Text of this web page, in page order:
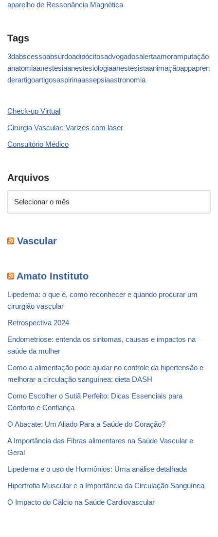
aparelho de Ressonância Magnética
Tags
3dabscessoabsurdoadipócitosadvogadosalertaamoramputação
anatomiaanestesiaanestesiologiaanestesistaanimaçãoappapren
derartigoartigosaspirinaassepsiaastronomia
Check-up Virtual
Cirurgia Vascular: Varizes com laser
Consultório Médico
Arquivos
Vascular
Amato Instituto
Lipedema: o que é, como reconhecer e quando procurar um
cirurgião vascular
Retrospectiva 2024
Endometriose: entenda os sintomas, causas e impactos na
saúde da mulher
Como a alimentação pode ajudar no controle da hipertensão e
melhorar a circulação sanguínea: dieta DASH
Como Escolher o Sutiã Perfeito: Dicas Essenciais para
Conforto e Confiança
O Abacate: Um Aliado Para a Saúde do Coração?
A Importância das Fibras alimentares na Saúde Vascular e
Geral
Lipedema e o uso de Hormônios: Uma análise detalhada
Hipertrofia Muscular e a Importância da Circulação Sanguínea
O Impacto do Cálcio na Saúde Cardiovascular